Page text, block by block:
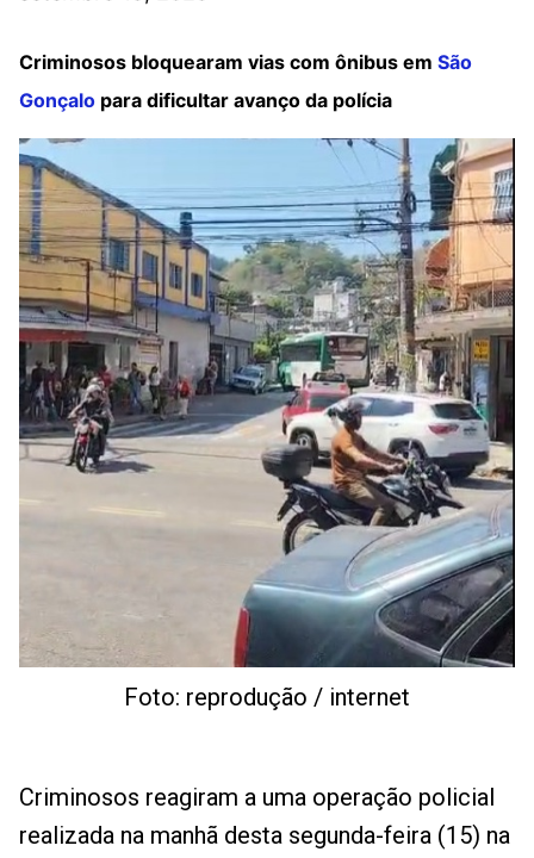
Criminosos bloquearam vias com ônibus em São
Gonçalo para dificultar avanço da polícia
Foto: reprodução / internet
Criminosos reagiram a uma operação policial
realizada na manhã desta segunda-feira (15) na